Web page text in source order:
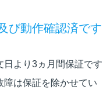
び動作確認済です
日より3ヵ月間保証です
障は保証を除かせてい